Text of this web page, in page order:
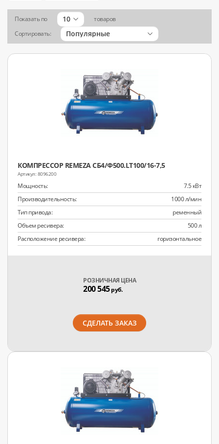
Показать по 10
товаров
Сортировать:
Популярные
КОМПРЕССОР REMEZA СБ4/Ф500.LT100/16-7,5
8096200
Мощность:
7.5 кВт
Производительность:
1000 л/мин
Тип привода:
ременный
Объем ресивера:
500 л
Расположение ресивера:
горизонтальное
РОЗНИЧНАЯ ЦЕНА
200 545руб.
СДЕЛАТЬ ЗАКАЗ